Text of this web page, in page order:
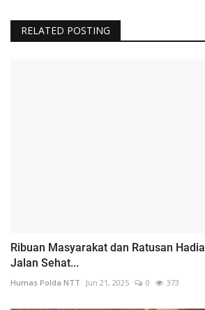
RELATED POSTING
Ribuan Masyarakat dan Ratusan
Jalan Sehat...
Humas Polda NTT Jun 21, 2025 0 373